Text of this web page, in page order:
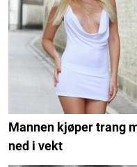
Mannen kjøper trang
ned i vekt